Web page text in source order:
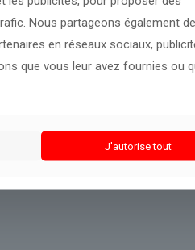
Nous partageons également
en réseaux sociaux,
que vous leur avez fournies ou
J'autorise tout